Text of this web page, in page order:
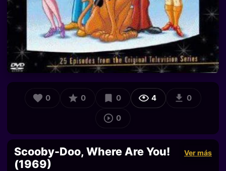
0 0 0 4 0
0
Scooby-Doo, Where Are You!
(1969)
Ver más